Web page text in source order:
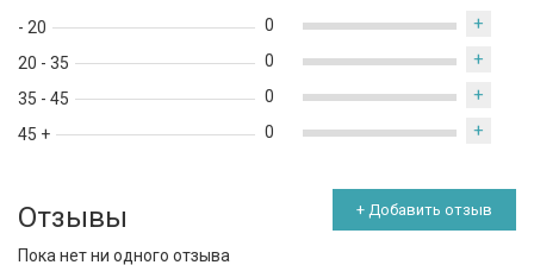
утончённой роскошью.
- 20
20 - 35
35 - 45
45 +
0 +
0 +
0 +
0 +
Отзывы + Добавить отзыв
Пока нет ни одного отзыва